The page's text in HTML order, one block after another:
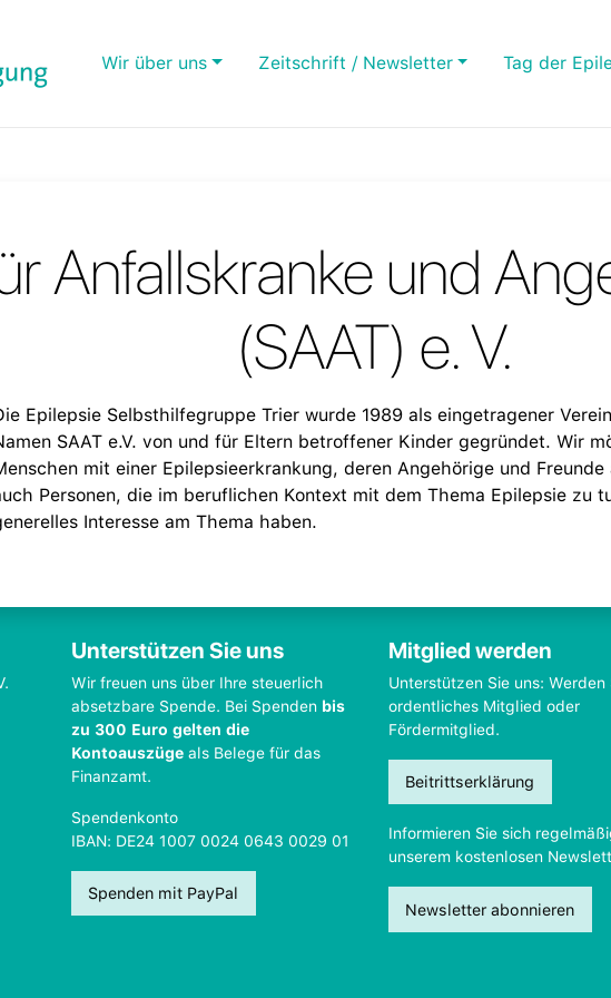
Wir über uns Zeitschrift / Newsletter Tag der
Anfallskranke und
(SAAT) e. V.
Epilepsie Selbsthilfegruppe Trier wurde 1989 als eingetragener
SAAT e.V. von und für Eltern betroffener Kinder gegründet. Wir
mit einer Epilepsieerkrankung, deren Angehörige und Freunde
Personen, die im beruflichen Kontext mit dem Thema Epilepsie zu
Interesse am Thema haben.
Unterstützen Sie uns
Wir freuen uns über Ihre steuerlich
absetzbare Spende. Bei Spenden bis
zu 300 Euro gelten die
Kontoauszüge als Belege für das
Finanzamt.
Spendenkonto
IBAN: DE24 1007 0024 0643 0029 01
Spenden mit PayPal
Mitglied werden
Unterstützen Sie uns: Werden
ordentliches Mitglied oder
Fördermitglied.
Beitrittserklärung
Informieren Sie sich
unserem kostenlosen
Newsletter abonnieren